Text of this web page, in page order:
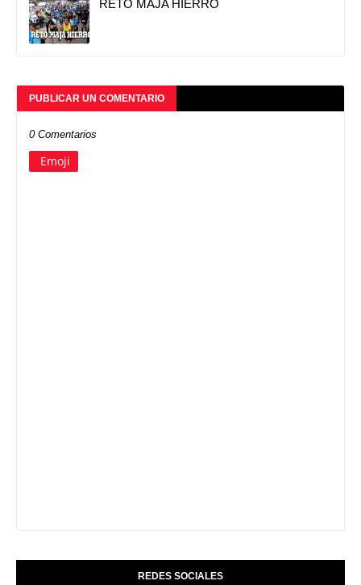
RETO MAJA HIERRO
PUBLICAR UN COMENTARIO
0 Comentarios
Emoji
REDES SOCIALES